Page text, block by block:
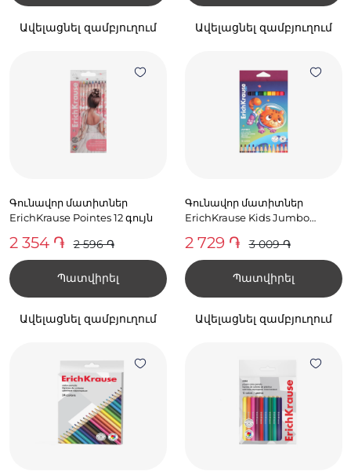
Ավելացնել զամբյուղում Ավելացնել զամբյուղում
Գունավոր մատիտներ
ErichKrause Pointes 12 գույն
2 354 ֏ 2 596 ֏
Պատվիրել
Ավելացնել զամբյուղում
Գունավոր մատիտներ
ErichKrause Kids Jumbo
2 729 ֏ 3 009 ֏
Պատվիրել
Ավելացնել զամբյուղում